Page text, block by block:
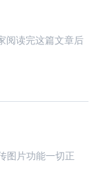
阅读完这篇文章后